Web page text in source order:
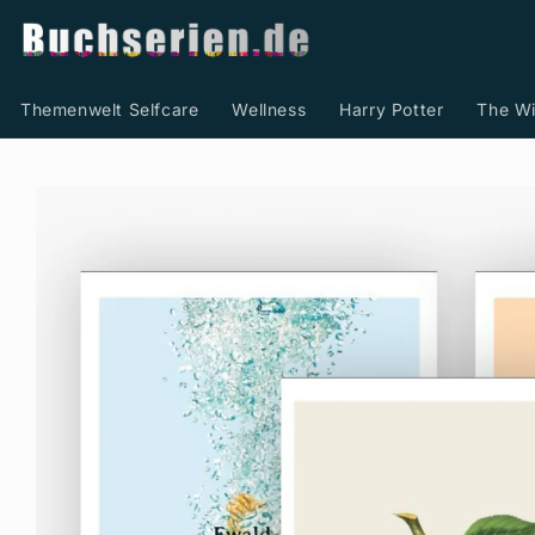
zum
Inhalt
Themenwelt Selfcare Wellness Harry Potter The